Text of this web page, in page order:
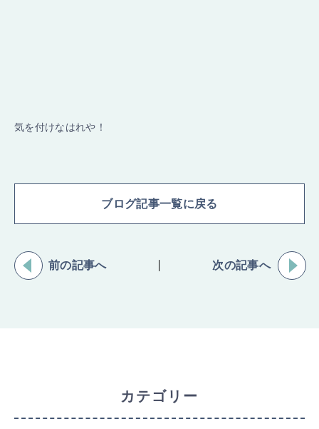
気を付けなはれや！
ブログ記事一覧に戻る
前の記事へ 次の記事へ
カテゴリー